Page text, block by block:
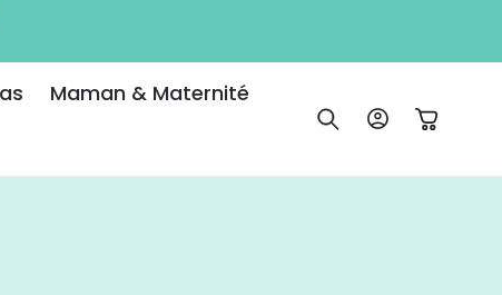
Maman & Maternité
ConnexionPanier